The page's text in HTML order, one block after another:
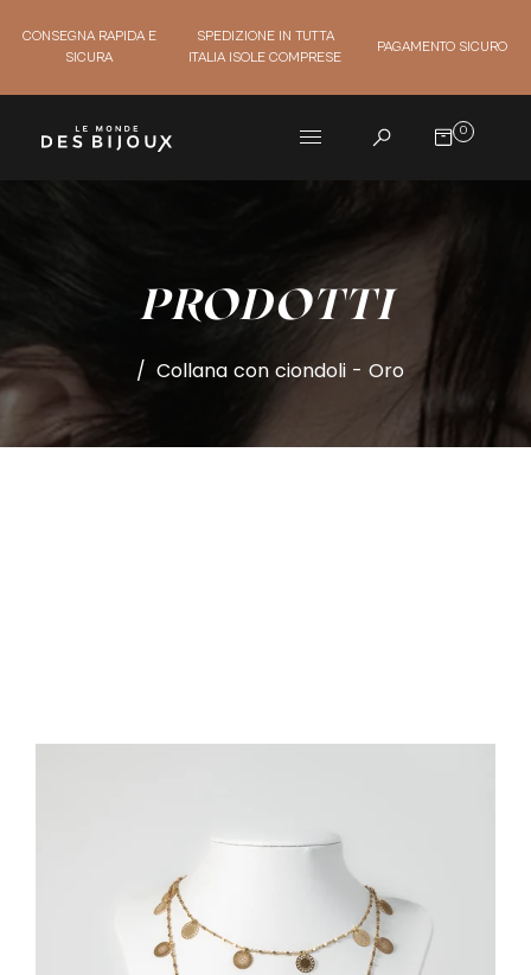
CONSEGNA RAPIDA E
SICURA
SPEDIZIONE IN TUTTA
ITALIA ISOLE COMPRESE
PAGAMENTO SICURO
0
PRODOTTI
/ Collana con ciondoli - Oro